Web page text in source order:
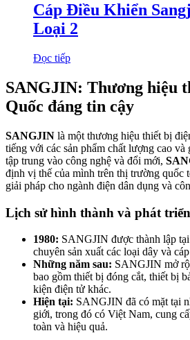
Cáp Điều Khiển
Loại 2
Đọc tiếp
SANGJIN: Thương hiệu
Quốc đáng tin cậy
SANGJIN là một thương hiệu thiết bị
tiếng với các sản phẩm chất lượng cao
tập trung vào công nghệ và đổi mới,
định vị thế của mình trên thị trường quốc
giải pháp cho ngành điện dân dụng và
Lịch sử hình thành và phát triển
1980: SANGJIN được thành lập
chuyên sản xuất các loại dây và
Những năm sau: SANGJIN mở
bao gồm thiết bị đóng cắt, thiết bị
kiện điện tử khác.
Hiện tại: SANGJIN đã có mặt tại
giới, trong đó có Việt Nam, cung
toàn và hiệu quả.